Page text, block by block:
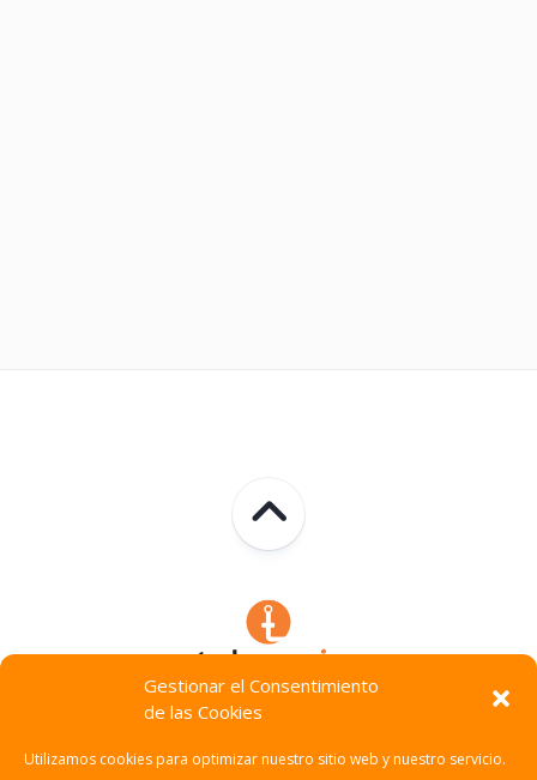
Gestionar el Consentimiento
de las Cookies
Utilizamos cookies para optimizar nuestro sitio web y nuestro servicio.
Technocracia © 2026. Todos Los Derechos Reservados.